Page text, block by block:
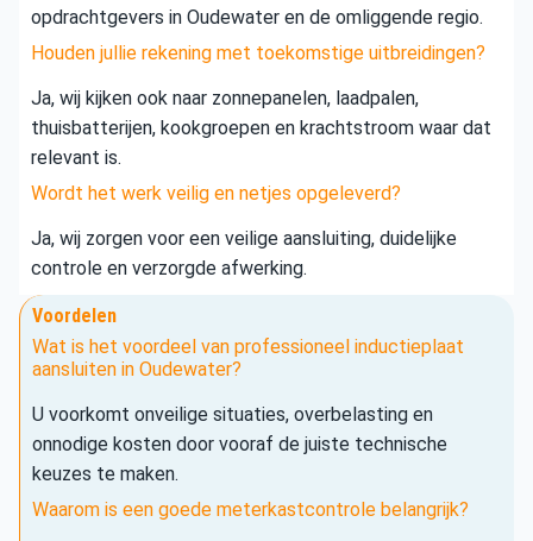
opdrachtgevers in Oudewater en de omliggende regio.
Houden jullie rekening met toekomstige uitbreidingen?
Ja, wij kijken ook naar zonnepanelen, laadpalen,
thuisbatterijen, kookgroepen en krachtstroom waar dat
relevant is.
Wordt het werk veilig en netjes opgeleverd?
Ja, wij zorgen voor een veilige aansluiting, duidelijke
controle en verzorgde afwerking.
Voordelen
Wat is het voordeel van professioneel inductieplaat
aansluiten in Oudewater?
U voorkomt onveilige situaties, overbelasting en
onnodige kosten door vooraf de juiste technische
keuzes te maken.
Waarom is een goede meterkastcontrole belangrijk?